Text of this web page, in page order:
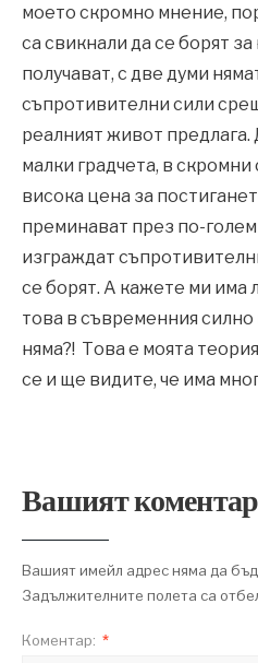
моето скромно мнение,
са свикнали да се борят
получават, с две думи
съпротивителни сили
реалният живот
малки градчета, в
висока цена за
преминават през по-
изграждат
се борят. А кажете ми има
това в съвременния силно
няма?! Това е моята
се и ще видите, че има
Вашият коментар
Вашият имейл адрес няма да
Задължителните полета са
Коментар: *